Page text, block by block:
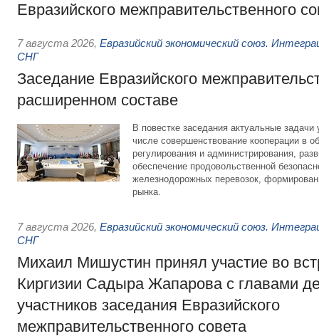
Евразийского межправительственного
7 августа 2026, Евразийский экономический союз.
СНГ
Заседание Евразийского
расширенном составе
В повестке заседания актуальные задачи
числе совершенствование кооперации в
регулирования и администрирования,
обеспечение продовольственной
железнодорожных перевозок,
рынка.
7 августа 2026, Евразийский экономический союз.
СНГ
Михаил Мишустин принял участие во
Киргизии Садыра Жапарова с главами
участников заседания Евразийского
межправительственного совета